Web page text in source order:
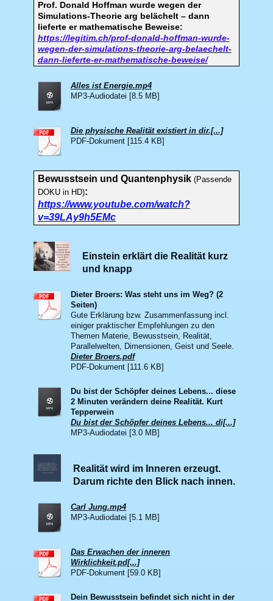
Prof. Donald Hoffman wurde wegen der
Simulations-Theorie arg belächelt – dann
lieferte er mathematische Beweise:
https://legitim.ch/prof-donald-hoffman-wurde-
wegen-der-simulations-theorie-arg-belaechelt-
dann-lieferte-er-mathematische-beweise/
Alles ist Energie.mp4
MP3-Audiodatei [8.5 MB]
Die physische Realität existiert in dir.[...]
PDF-Dokument [115.4 KB]
Bewusstsein und Quantenphysik (Passende
DOKU in HD):
https://www.youtube.com/watch?
v=39LAy9h5EMc
Einstein erklärt die Realität kurz
und knapp
Dieter Broers: Was steht uns im Weg? (2
Seiten)
Gute Erklärung bzw. Zusammenfassung incl.
einiger praktischer Empfehlungen zu den
Themen Materie, Bewusstsein, Realität,
Parallelwelten, Dimensionen, Geist und Seele.
Dieter Broers.pdf
PDF-Dokument [111.6 KB]
Du bist der Schöpfer deines Lebens... diese
2 Minuten verändern deine Realität. Kurt
Tepperwein
Du bist der Schöpfer deines Lebens... di[...]
MP3-Audiodatei [3.0 MB]
Realität wird im Inneren erzeugt.
Darum richte den Blick nach innen.
Carl Jung.mp4
MP3-Audiodatei [5.1 MB]
Das Erwachen der inneren
Wirklichkeit.pd[...]
PDF-Dokument [59.0 KB]
Dein Bewusstsein befindet sich nicht in der